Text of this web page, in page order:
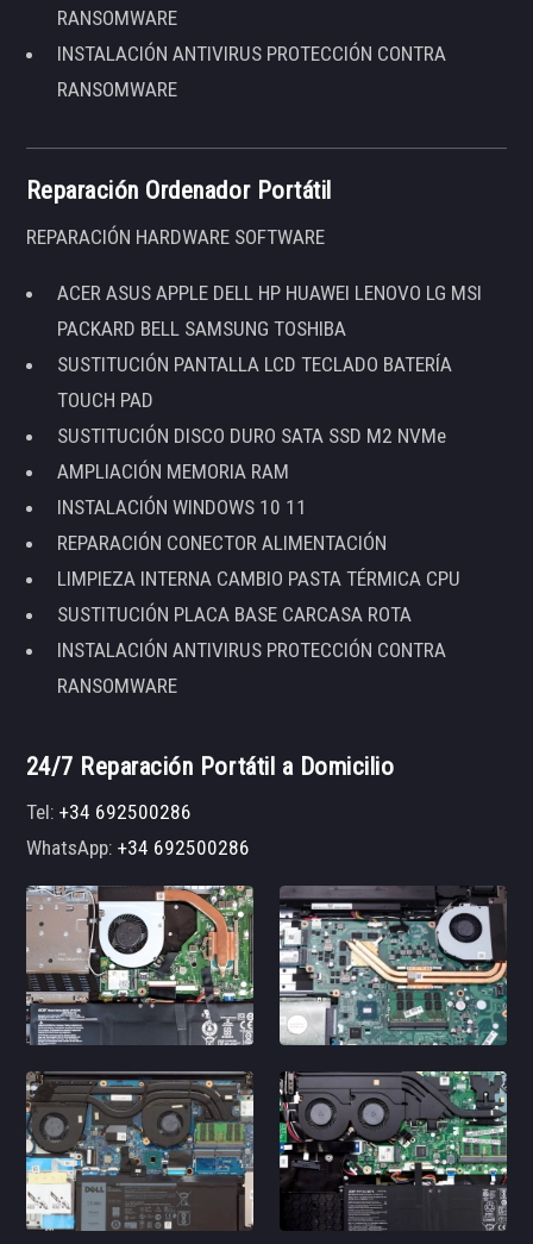
RANSOMWARE
INSTALACIÓN ANTIVIRUS PROTECCIÓN CONTRA
RANSOMWARE
Reparación Ordenador Portátil
REPARACIÓN HARDWARE SOFTWARE
ACER ASUS APPLE DELL HP HUAWEI LENOVO LG MSI
PACKARD BELL SAMSUNG TOSHIBA
SUSTITUCIÓN PANTALLA LCD TECLADO BATERÍA
TOUCH PAD
SUSTITUCIÓN DISCO DURO SATA SSD M2 NVMe
AMPLIACIÓN MEMORIA RAM
INSTALACIÓN WINDOWS 10 11
REPARACIÓN CONECTOR ALIMENTACIÓN
LIMPIEZA INTERNA CAMBIO PASTA TÉRMICA CPU
SUSTITUCIÓN PLACA BASE CARCASA ROTA
INSTALACIÓN ANTIVIRUS PROTECCIÓN CONTRA
RANSOMWARE
24/7 Reparación Portátil a Domicilio
Tel:+34 692500286
WhatsApp:+34 692500286